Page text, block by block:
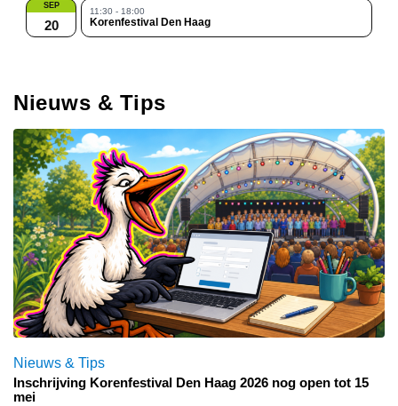
SEP
20
11:30 - 18:00
Korenfestival Den Haag
Nieuws & Tips
Nieuws & Tips
Inschrijving Korenfestival Den Haag 2026 nog open tot 15
mei